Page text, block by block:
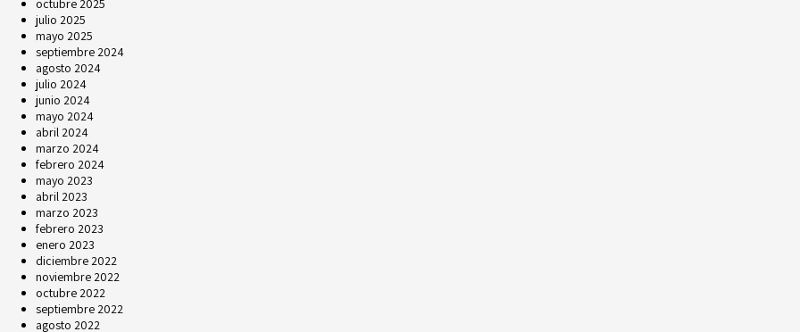
octubre 2025
julio 2025
mayo 2025
septiembre 2024
agosto 2024
julio 2024
junio 2024
mayo 2024
abril 2024
marzo 2024
febrero 2024
mayo 2023
abril 2023
marzo 2023
febrero 2023
enero 2023
diciembre 2022
noviembre 2022
octubre 2022
septiembre 2022
agosto 2022